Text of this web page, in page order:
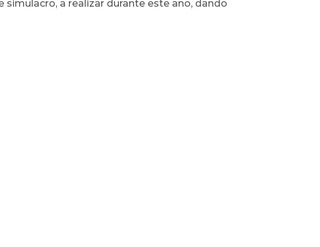
a realizar durante este ano, dando